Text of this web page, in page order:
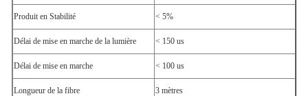
Produit en Stabilité < 5%
Délai de mise en marche de la lumière < 150 us
Délai de mise en marche < 100 us
Longueur de la fibre 3 mètres